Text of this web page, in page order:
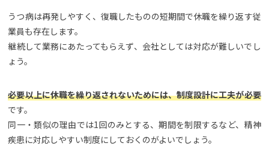
うつ病は再発しやすく、復職したものの短期間で休職を繰り返す従
業員も存在します。
継続して業務にあたってもらえず、会社としては対応が難しいでし
ょう。
必要以上に休職を繰り返されないためには、制度設計に工夫が必要
です。
同一・類似の理由では1回のみとする、期間を制限するなど、精神
疾患に対応しやすい制度にしておくのがよいでしょう。